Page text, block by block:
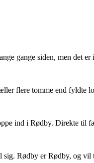
gange siden, men det
flere tomme end fyldte
ind i Rødby. Direkte til
Rødby er Rødby, og vil